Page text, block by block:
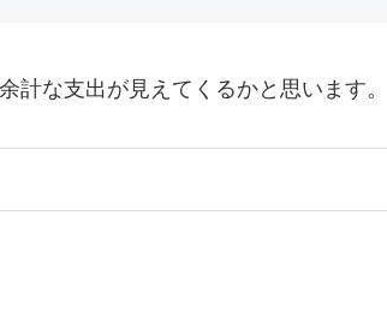
計な支出が見えてくるかと思います。